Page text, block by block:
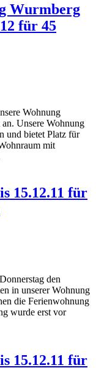
Wurmberg
für 45
Wohnung
Unsere Wohnung
und bietet Platz für
mit
15.12.11 für
den
in unserer Wohnung
die Ferienwohnung
wurde erst vor
15.12.11 für